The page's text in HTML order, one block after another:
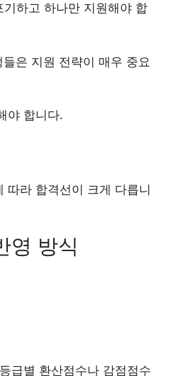
하고 하나만 지원해야 합
은 지원 전략이 매우 중요
야 합니다.
따라 합격선이 크게 다릅니
영 방식
급별 환산점수나 감점점수